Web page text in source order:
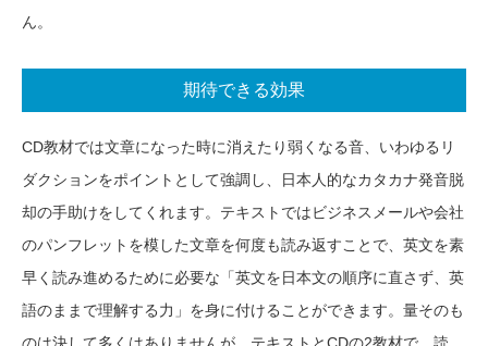
ん。
期待できる効果
CD教材では文章になった時に消えたり弱くなる音、いわゆるリ
ダクションをポイントとして強調し、日本人的なカタカナ発音脱
却の手助けをしてくれます。テキストではビジネスメールや会社
のパンフレットを模した文章を何度も読み返すことで、英文を素
早く読み進めるために必要な「英文を日本文の順序に直さず、英
語のままで理解する力」を身に付けることができます。量そのも